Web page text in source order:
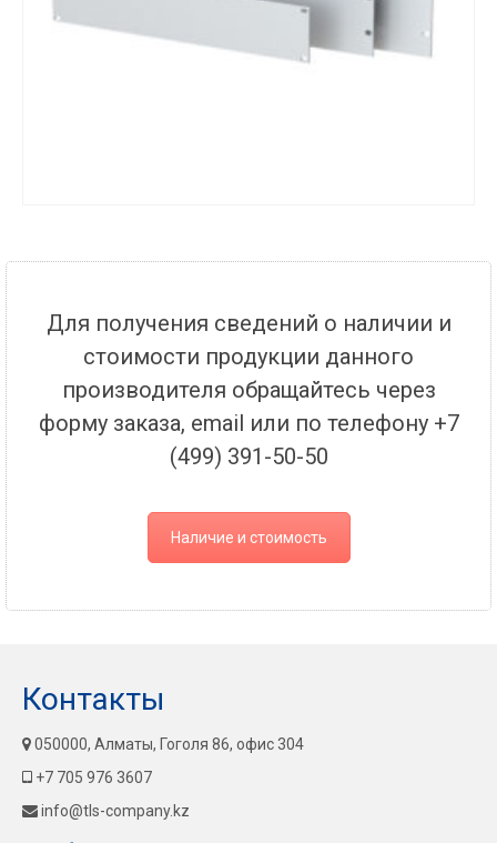
Для получения сведений о наличии и
стоимости продукции данного
производителя обращайтесь через
форму заказа, email или по телефону +7
(499) 391-50-50
Наличие и стоимость
Контакты
050000, Алматы, Гоголя 86, офис 304
+7 705 976 3607
info@tls-company.kz